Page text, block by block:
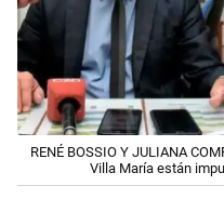
RENÉ BOSSIO Y JULIANA
Villa María están